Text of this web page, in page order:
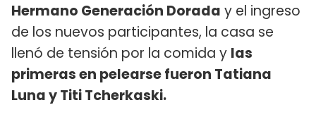
Hermano Generación Dorada y el ingreso
de los nuevos participantes, la casa se
llenó de tensión por la comida y las
primeras en pelearse fueron Tatiana
Luna y Titi Tcherkaski.